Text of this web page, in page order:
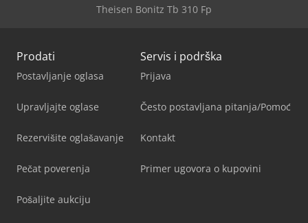
Theisen Bonitz Tb 310 Fp
Prodati
Postavljanje oglasa
Upravljajte oglase
Rezervišite oglašavanje
Pečat poverenja
Pošaljite aukciju
Servis i podrška
Prijava
Često postavljana pitanja/Pomoć
Kontakt
Primer ugovora o kupovini